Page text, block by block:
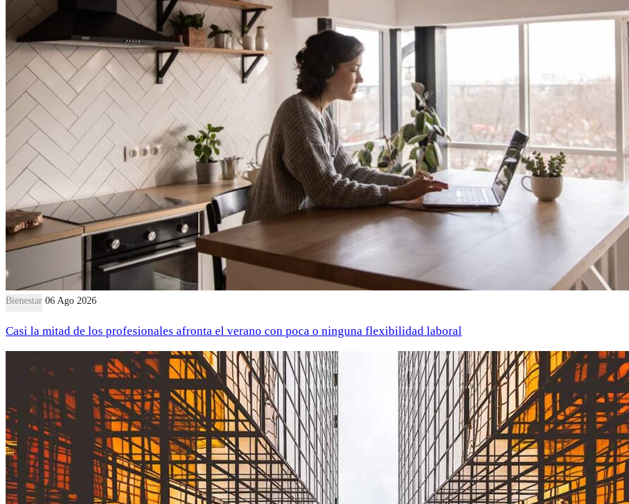
Bienestar 06 Ago 2026
Casi la mitad de los profesionales afronta el verano con poca o ninguna flexibilidad laboral